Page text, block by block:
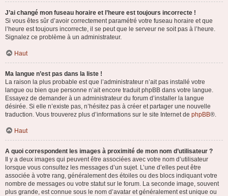
J’ai changé mon fuseau horaire et l’heure est toujours incorrecte !
Si vous êtes sûr d’avoir correctement paramétré votre fuseau horaire et que
l’heure est toujours incorrecte, il se peut que le serveur ne soit pas à l’heure.
Signalez ce problème à un administrateur.
Haut
Ma langue n’est pas dans la liste !
La raison la plus probable est que l’administrateur n’ait pas installé votre
langue ou bien que personne n’ait encore traduit phpBB dans votre langue.
Essayez de demander à un administrateur du forum d’installer la langue
désirée. Si elle n’existe pas, n’hésitez pas à créer et partager une nouvelle
traduction. Vous trouverez plus d’informations sur le site Internet de phpBB®.
Haut
A quoi correspondent les images à proximité de mon nom d’utilisateur ?
Il y a deux images qui peuvent être associées avec votre nom d’utilisateur
lorsque vous consultez les messages d’un sujet. L’une d’elles peut être
associée à votre rang, généralement des étoiles ou des blocs indiquant votre
nombre de messages ou votre statut sur le forum. La seconde image, souvent
plus grande, est connue sous le nom d’avatar et généralement est unique ou